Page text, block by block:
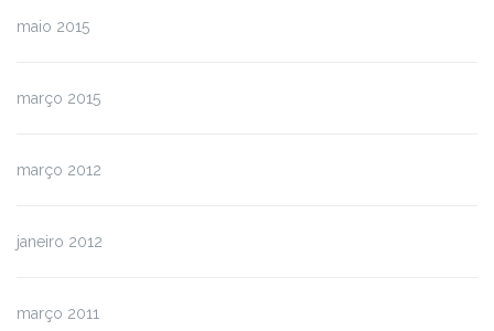
maio 2015
março 2015
março 2012
janeiro 2012
março 2011